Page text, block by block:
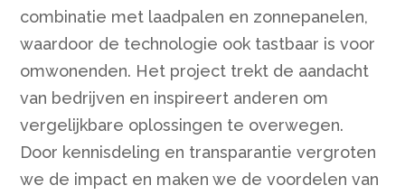
combinatie met laadpalen en zonnepanelen,
waardoor de technologie ook tastbaar is voor
omwonenden. Het project trekt de aandacht
van bedrijven en inspireert anderen om
vergelijkbare oplossingen te overwegen.
Door kennisdeling en transparantie vergroten
we de impact en maken we de voordelen van